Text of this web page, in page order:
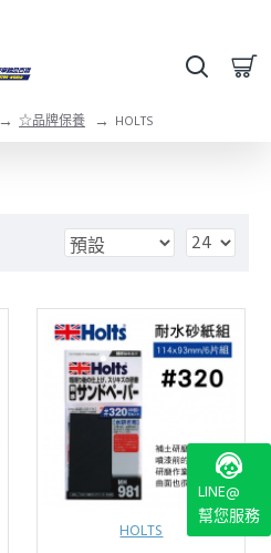
☆品牌保養 HOLTS
HOLTS
LINE@
幫您服務